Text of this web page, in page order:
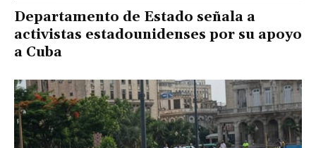
Departamento de Estado señala a
activistas estadounidenses por su apoyo
a Cuba